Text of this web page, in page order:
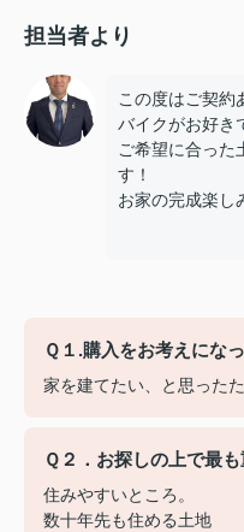
担当者より
この度はご契約
バイクがお好き
ご希望に合った
す！
お家の完成楽し
Ｑ１.購入をお考えにな
家を建てたい、と思った
Ｑ２．お探しの上で最
住みやすいところ。
数十年先も住める土地